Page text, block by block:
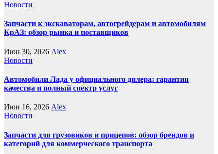
Новости
Запчасти к экскаваторам, автогрейдерам и автомобилям
КрАЗ: обзор рынка и поставщиков
Июн 30, 2026 Alex
Новости
Автомобили Лада у официального дилера: гарантия
качества и полный спектр услуг
Июн 16, 2026 Alex
Новости
Запчасти для грузовиков и прицепов: обзор брендов и
категорий для коммерческого транспорта